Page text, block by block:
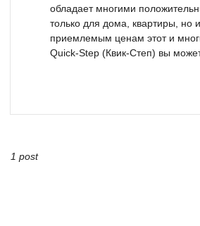
обладает многими
только для дома, квартиры,
приемлемым ценам этот и
Quick-Step (Квик-Степ) вы
1 post